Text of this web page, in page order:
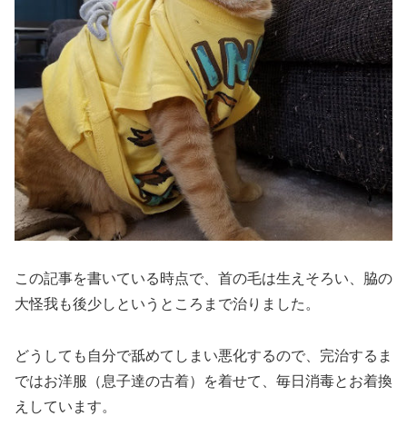
この記事を書いている時点で、首の毛は生えそろい、脇の
大怪我も後少しというところまで治りました。
どうしても自分で舐めてしまい悪化するので、完治するま
ではお洋服（息子達の古着）を着せて、毎日消毒とお着換
えしています。